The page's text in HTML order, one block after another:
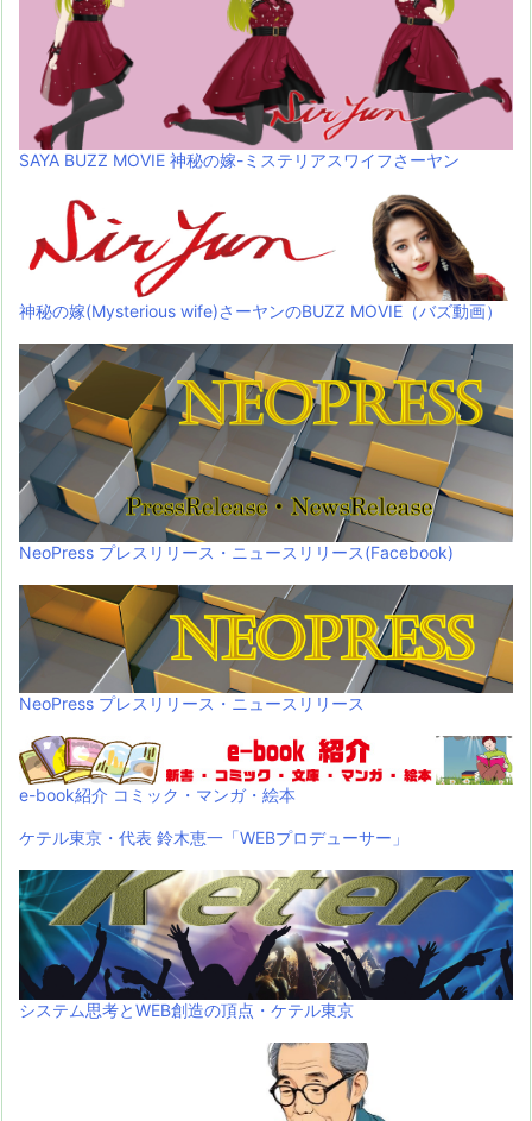
SAYA BUZZ MOVIE 神秘の嫁-ミステリアスワイフさーヤン
神秘の嫁(Mysterious wife)さーヤンのBUZZ MOVIE（バズ動画）
NeoPress プレスリリース・ニュースリリース(Facebook)
NeoPress プレスリリース・ニュースリリース
e-book紹介 コミック・マンガ・絵本
ケテル東京・代表 鈴木恵一「WEBプロデューサー」
システム思考とWEB創造の頂点・ケテル東京